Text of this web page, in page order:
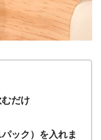
だけ
ック）を入れま